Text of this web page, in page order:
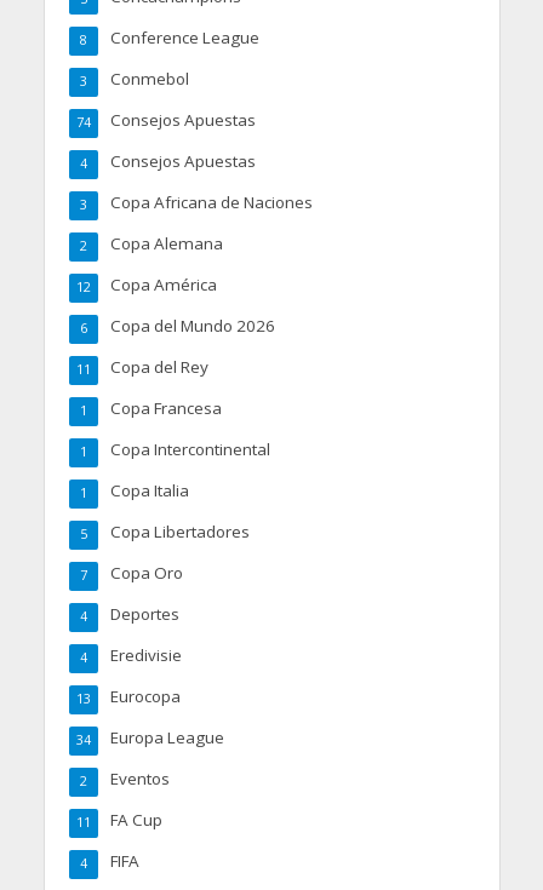
Conference League
8
Conmebol
3
Consejos Apuestas
74
Consejos Apuestas
4
Copa Africana de Naciones
3
Copa Alemana
2
Copa América
12
Copa del Mundo 2026
6
Copa del Rey
11
Copa Francesa
1
Copa Intercontinental
1
Copa Italia
1
Copa Libertadores
5
Copa Oro
7
Deportes
4
Eredivisie
4
Eurocopa
13
Europa League
34
Eventos
2
FA Cup
11
FIFA
4